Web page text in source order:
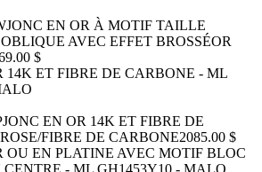
JONC EN OR À MOTIF TAILLE
AVEC EFFET BROSSÉOR
$
JONC EN OR 14K ET FIBRE DE
FIBRE DE CARBONE2085.00 $